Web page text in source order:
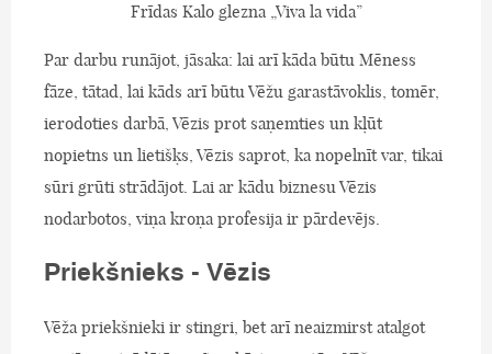
Frīdas Kalo glezna „Viva la vida”
Par darbu runājot, jāsaka: lai arī kāda būtu Mēness
fāze, tātad, lai kāds arī būtu Vēžu garastāvoklis, tomēr,
ierodoties darbā, Vēzis prot saņemties un kļūt
nopietns un lietišķs, Vēzis saprot, ka nopelnīt var, tikai
sūri grūti strādājot. Lai ar kādu biznesu Vēzis
nodarbotos, viņa kroņa profesija ir pārdevējs.
Priekšnieks - Vēzis
Vēža priekšnieki ir stingri, bet arī neaizmirst atalgot